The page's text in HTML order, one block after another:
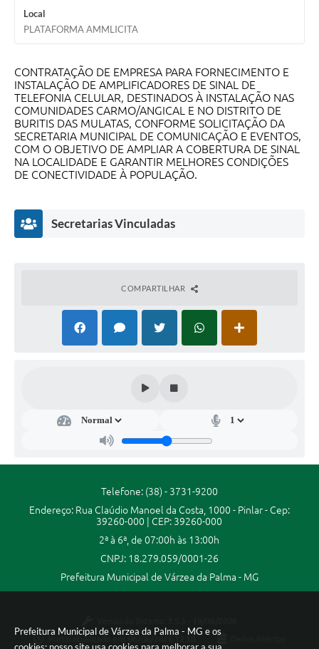
Prefeitura Municipal de Várzea da Palma - MG e os
Contas Públicas
Legislação
Links
Serviços Online
Enquete
Local
PLATAFORMA AMMLICITA
CONTRATAÇÃO DE EMPRESA PARA FORNECIMENTO E
INSTALAÇÃO DE AMPLIFICADORES DE SINAL DE
TELEFONIA CELULAR, DESTINADOS À INSTALAÇÃO NAS
COMUNIDADES CARMO/ANGICAL E NO DISTRITO DE
BURITIS DAS MULATAS, CONFORME SOLICITAÇÃO DA
SECRETARIA MUNICIPAL DE COMUNICAÇÃO E EVENTOS,
COM O OBJETIVO DE AMPLIAR A COBERTURA DE SINAL
NA LOCALIDADE E GARANTIR MELHORES CONDIÇÕES
DE CONECTIVIDADE À POPULAÇÃO.
Secretarias Vinculadas
etar
e
COMPARTILHAR
Telefone: (38) - 3731-9200
Endereço: Rua Claúdio Manoel da Costa, 1000 - Pinlar - Cep:
39260-000 | CEP: 39260-000
2ª à 6ª, de 07:00h às 13:00h
CNPJ: 18.279.059/0001-26
Prefeitura Municipal de Várzea da Palma - MG
Portal atualizado em: